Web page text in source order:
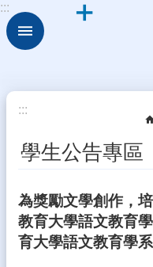
跳到主要內容區塊
進
關
古
坑
德
福
行
:::
:::
學生公告專區
為獎勵文學創作，
教育大學語文教育
育大學語文教育學